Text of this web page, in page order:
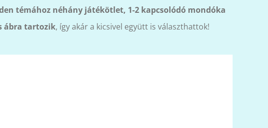
témához néhány játékötlet, 1-2 kapcsolódó mondóka
ábra tartozik, így akár a kicsivel együtt is választhattok!